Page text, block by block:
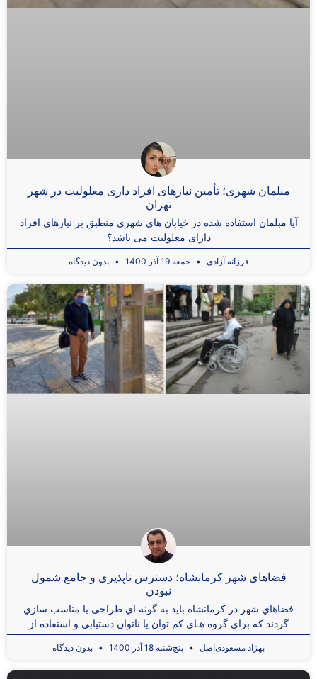
مبلمان شهری؛ تأمین نیازهای افراد داری معلولیت در شهر
تهران
آیا مبلمان استفاده شده در خیابان های شهری منطبق بر نیازهای افراد
دارای معلولیت می باشد؟
فرزانه آزادی جمعه 19 آذر 1400 بدون دیدگاه
فضاهای شهر کرمانشاه؛ دسترس ناپذیری و جامع شمول
نبودن
فضاهاي شهر در کرمانشاه باید به گونه اي طراحی یا مناسب سازي
گردند که برای گروه هـاي کم توان یا ناتوان دستیابی و استفاده از
بهزاد مسعودی‌اصل پنج‌شنبه 18 آذر 1400 بدون دیدگاه